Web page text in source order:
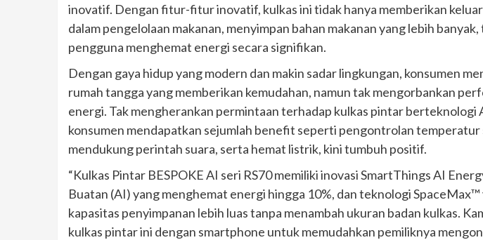
inovatif. Dengan fitur-fitur inovatif, kulkas ini tidak hanya memberikan
dalam pengelolaan makanan, menyimpan bahan makanan yang lebih
pengguna menghemat energi secara signifikan.
Dengan gaya hidup yang modern dan makin sadar lingkungan, konsumen
rumah tangga yang memberikan kemudahan, namun tak mengorbankan
energi. Tak mengherankan permintaan terhadap kulkas pintar berteknologi
konsumen mendapatkan sejumlah benefit seperti pengontrolan temperatur
mendukung perintah suara, serta hemat listrik, kini tumbuh positif.
“Kulkas Pintar BESPOKE AI seri RS70 memiliki inovasi SmartThings AI
Buatan (AI) yang menghemat energi hingga 10%, dan teknologi
kapasitas penyimpanan lebih luas tanpa menambah ukuran badan kulkas.
kulkas pintar ini dengan smartphone untuk memudahkan pemiliknya